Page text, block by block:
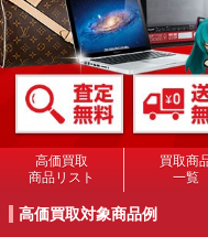
高価買取
商品リスト
買取商
一覧
高価買取対象商品例